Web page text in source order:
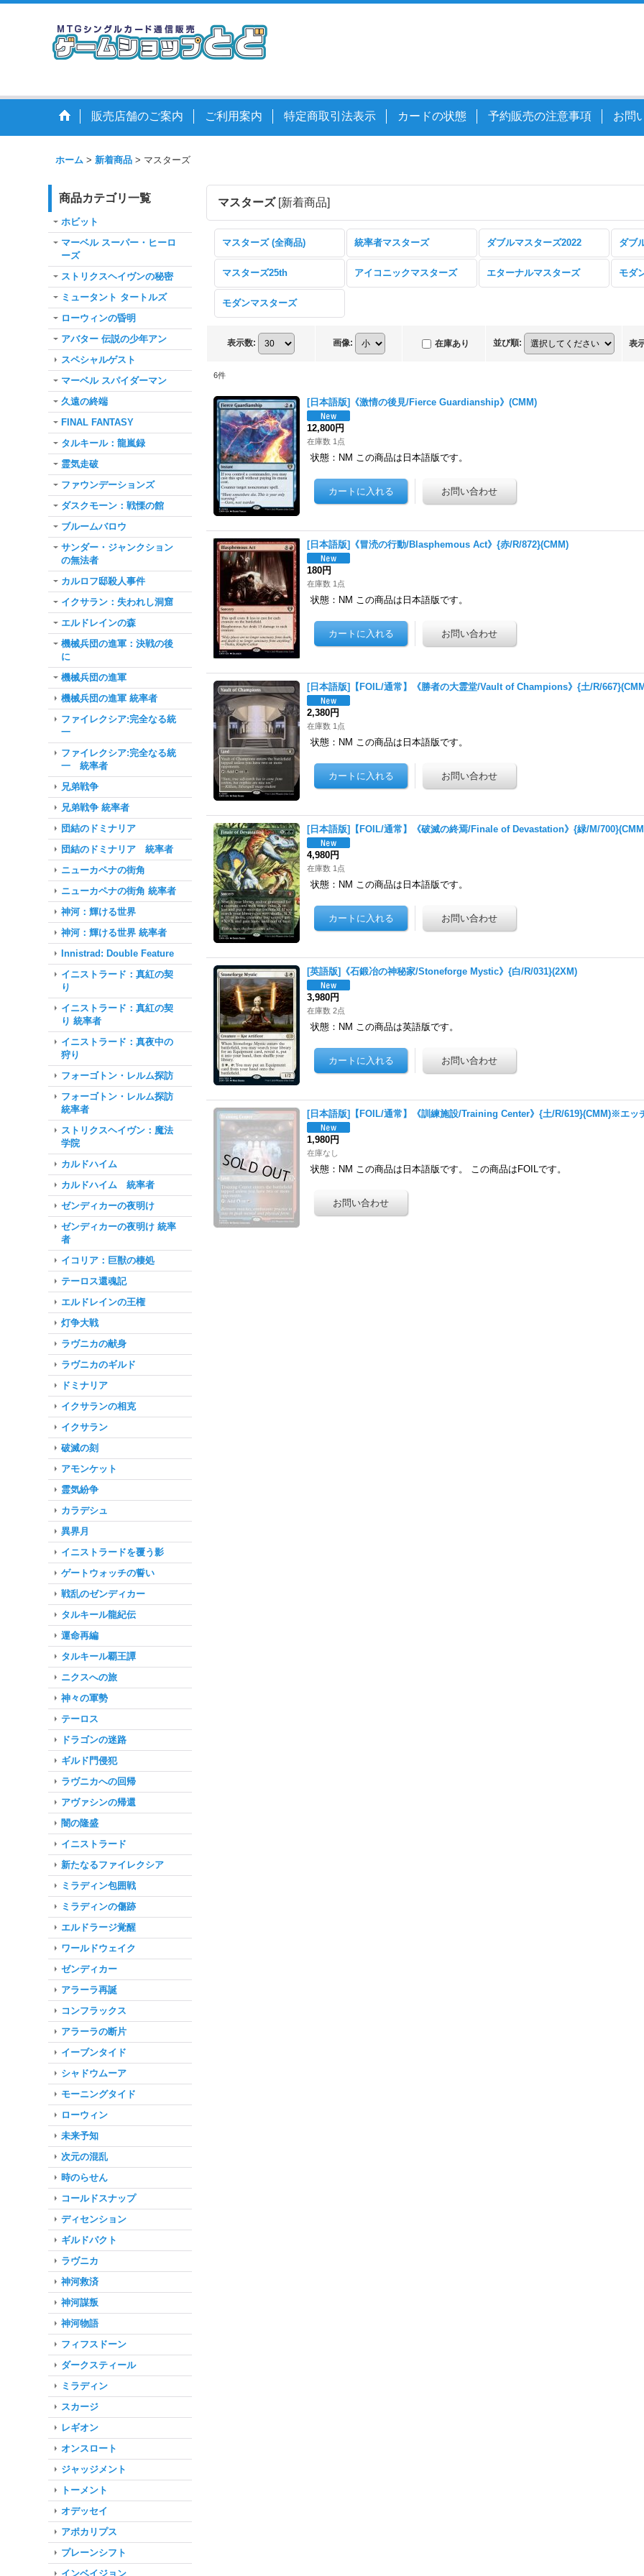
販売店舗のご案内 ご利用案内 特定商取引法表示 カードの状態 予約販売の注意事項 お問
ホーム > 新着商品 > マスターズ
商品カテゴリ一覧
ホビット
マーベル スーパー・ヒーロ
ーズ
ストリクスヘイヴンの秘密
ミュータント タートルズ
ローウィンの昏明
アバター 伝説の少年アン
スペシャルゲスト
マーベル スパイダーマン
久遠の終端
FINAL FANTASY
タルキール：龍嵐録
霊気走破
ファウンデーションズ
ダスクモーン：戦慄の館
ブルームバロウ
サンダー・ジャンクション
の無法者
カルロフ邸殺人事件
イクサラン：失われし洞窟
エルドレインの森
機械兵団の進軍：決戦の後
に
機械兵団の進軍
機械兵団の進軍 統率者
ファイレクシア:完全なる統
一
ファイレクシア:完全なる統
一 統率者
兄弟戦争
兄弟戦争 統率者
団結のドミナリア
団結のドミナリア 統率者
ニューカペナの街角
ニューカペナの街角 統率者
神河：輝ける世界
神河：輝ける世界 統率者
Innistrad: Double Feature
イニストラード：真紅の契
り
イニストラード：真紅の契
り 統率者
イニストラード：真夜中の
狩り
フォーゴトン・レルム探訪
フォーゴトン・レルム探訪
統率者
ストリクスヘイヴン：魔法
学院
カルドハイム
カルドハイム 統率者
ゼンディカーの夜明け
ゼンディカーの夜明け 統率
者
イコリア：巨獣の棲処
テーロス還魂記
エルドレインの王権
灯争大戦
ラヴニカの献身
ラヴニカのギルド
ドミナリア
イクサランの相克
イクサラン
破滅の刻
アモンケット
霊気紛争
カラデシュ
異界月
イニストラードを覆う影
ゲートウォッチの誓い
戦乱のゼンディカー
タルキール龍紀伝
運命再編
タルキール覇王譚
ニクスへの旅
神々の軍勢
テーロス
ドラゴンの迷路
ギルド門侵犯
ラヴニカへの回帰
アヴァシンの帰還
闇の隆盛
イニストラード
新たなるファイレクシア
ミラディン包囲戦
ミラディンの傷跡
エルドラージ覚醒
ワールドウェイク
ゼンディカー
アラーラ再誕
コンフラックス
アラーラの断片
イーブンタイド
シャドウムーア
モーニングタイド
ローウィン
未来予知
次元の混乱
時のらせん
コールドスナップ
ディセンション
ギルドパクト
ラヴニカ
神河救済
神河謀叛
神河物語
フィフスドーン
ダークスティール
ミラディン
スカージ
レギオン
オンスロート
ジャッジメント
トーメント
オデッセイ
アポカリプス
プレーンシフト
インベイジョン
マスターズ [新着商品]
マスターズ (全商品) 統率者マスターズ ダブルマスターズ2022 ダブ
マスターズ25th アイコニックマスターズ エターナルマスターズ モダ
モダンマスターズ
表示数: 画像: 在庫あり 並び順: 表
6件
[日本語版]《激情の後見/Fierce Guardianship》(CMM)
12,800円
在庫数 1点
状態：NM この商品は日本語版です。
[日本語版]《冒涜の行動/Blasphemous Act》{赤/R/872}(CMM)
180円
在庫数 1点
状態：NM この商品は日本語版です。
[日本語版]【FOIL/通常】《勝者の大霊堂/Vault of Champions》{土/R/
2,380円
在庫数 1点
状態：NM この商品は日本語版です。
[日本語版]【FOIL/通常】《破滅の終焉/Finale of Devastation》{緑/M/
4,980円
在庫数 1点
状態：NM この商品は日本語版です。
[英語版]《石鍛冶の神秘家/Stoneforge Mystic》{白/R/031}(2XM)
3,980円
在庫数 2点
状態：NM この商品は英語版です。
[日本語版]【FOIL/通常】《訓練施設/Training Center》{土/R/619}(CMM)※エッ
1,980円
在庫なし
状態：NM この商品は日本語版です。 この商品はFOILです。